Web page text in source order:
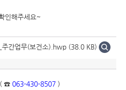
인해주세요~
주간업무(보건소).hwp (38.0 KB)
( ☎ 063-430-8507 )